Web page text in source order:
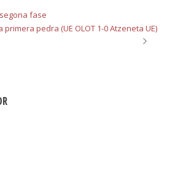
fase
primera pedra (UE OLOT 1-0 Atzeneta UE)